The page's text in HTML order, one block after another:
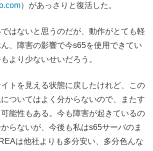
）があっさりと復活した。
はないと思うのだが、動作がとても軽
、障害の影響で今s65を使用できてい
より少ないせいだろう。
トを見える状態に戻したけれど、この
ついてはよく分からないので、またす
能性もある。今も障害が起きているの
らないが、今後も私はs65サーバのま
は他社よりも多分安い、多分色んな